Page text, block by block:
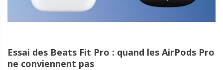
Essai des Beats Fit Pro : quand les AirPods Pro
ne conviennent pas